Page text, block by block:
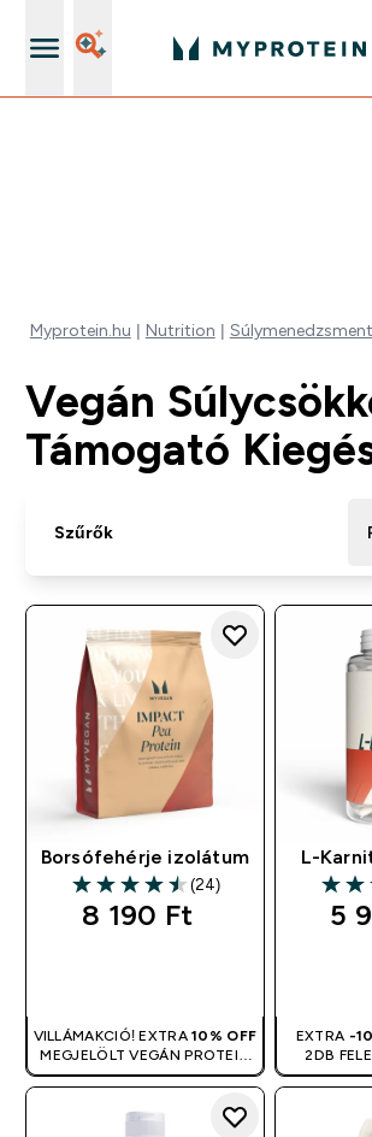
Myprotein.hu Nutrition Súlymenedzsment
Vegán
Támogató
Szűrők
Borsófehérje izolátum
4.5 out of 5 stars
(24)
8 190 Ft‎
VILLÁMAKCIÓ! EXTRA10% OFF
MEGJELÖLT VEGÁN PROTEIN
TERMÉKEKRE 2DB FELETT |
L-
4.54
5
EXTRA -
2DB